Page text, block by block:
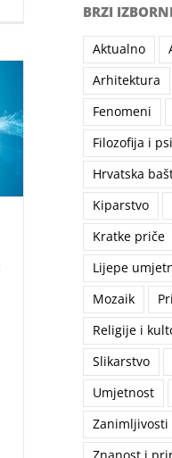
BRZI
Aktualno
Arhitektura
Fenomeni
Filozofija i
Hrvatska
Kiparstvo
Kratke priče
Lijepe
Mozaik
Religije i
Slikarstvo
Umjetnost
Zanimljivosti